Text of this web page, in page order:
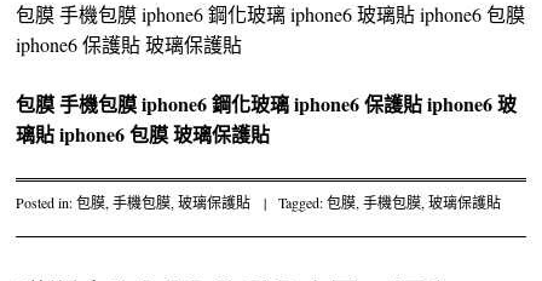
包膜 手機包膜 iphone6 鋼化玻璃 iphone6 玻璃貼 iphone6 包膜
iphone6 保護貼 玻璃保護貼
包膜手機包膜iphone6 鋼化玻璃iphone6 保護貼iphone6 玻
璃貼iphone6 包膜玻璃保護貼
Posted in:包膜,手機包膜,玻璃保護貼 | Tagged:包膜,手機包膜,玻璃保護貼